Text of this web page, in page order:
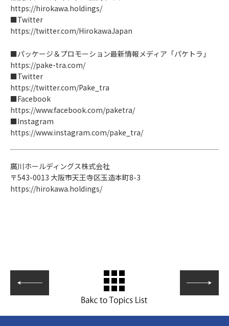
https://hirokawa.holdings/
■Twitter
https://twitter.com/HirokawaJapan
■パッケージ＆プロモーション最新情報メディア「パケトラ」
https://pake-tra.com/
■Twitter
https://twitter.com/Pake_tra
■Facebook
https://www.facebook.com/paketra/
■Instagram
https://www.instagram.com/pake_tra/
廣川ホールディングス株式会社
〒543-0013 大阪市天王寺区玉造本町8-3
https://hirokawa.holdings/